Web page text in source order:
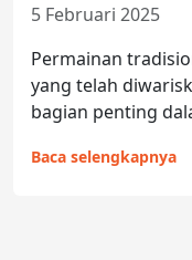
5 Februari 2025
Permainan
yang telah
bagian penting
Baca selengkapnya